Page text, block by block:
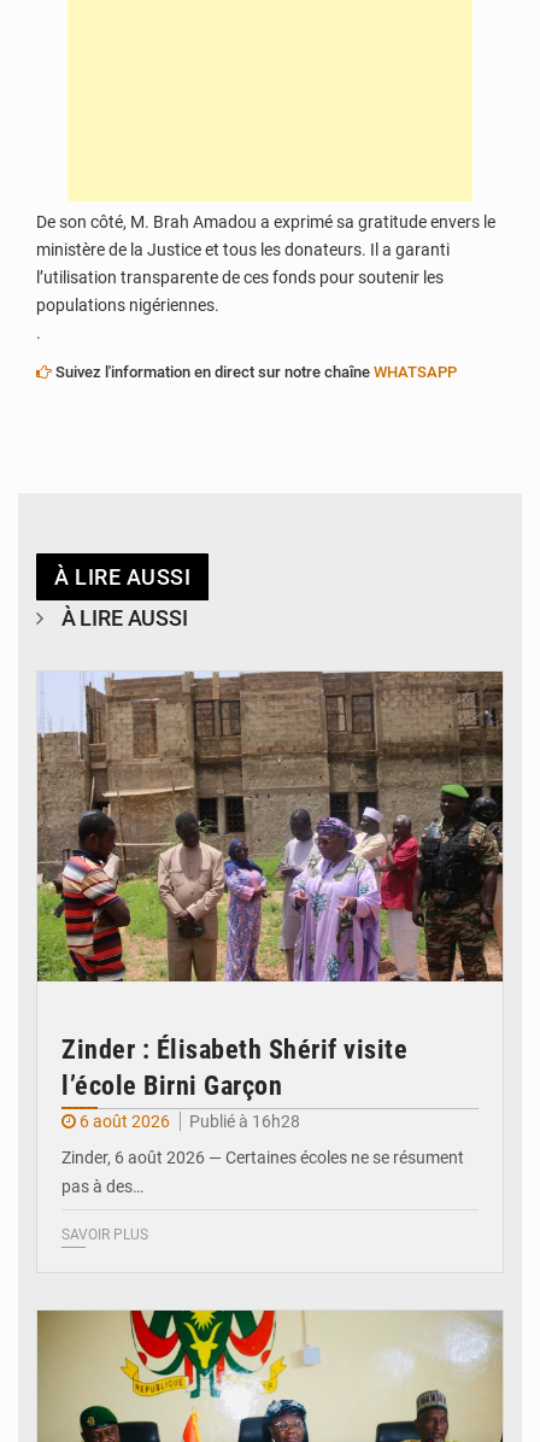
De son côté, M. Brah Amadou a exprimé sa gratitude envers le
ministère de la Justice et tous les donateurs. Il a garanti
l’utilisation transparente de ces fonds pour soutenir les
populations nigériennes.
.
Suivez l'information en direct sur notre chaîne WHATSAPP
À LIRE AUSSI
À LIRE AUSSI
Zinder : Élisabeth Shérif visite
l’école Birni Garçon
6 août 2026
Publié à 16h28
Zinder, 6 août 2026 — Certaines écoles ne se résument
pas à des…
SAVOIR PLUS